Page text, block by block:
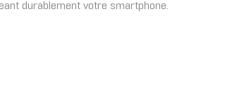
durablement votre smartphone.